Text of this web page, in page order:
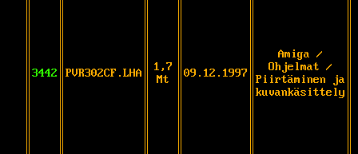
3442 PVR302CF.LHA
1,7
Mt
09.12.1997
Amiga /
Ohjelmat /
Piirtäminen ja
kuvankäsittely